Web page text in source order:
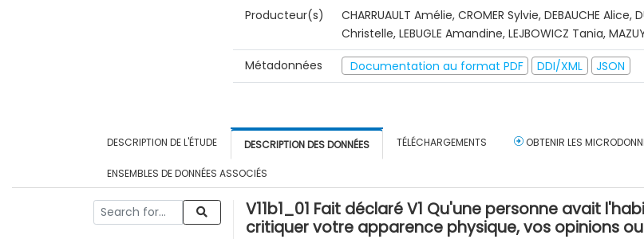
Producteur(s)
CHARRUAULT Amélie, CROMER Sylvie, DEBAUCHE Alice,
Christelle, LEBUGLE Amandine, LEJBOWICZ Tania,
Métadonnées
Documentation au format PDF DDI/XML JSON
DESCRIPTION DE L'ÉTUDE DESCRIPTION DES DONNÉES TÉLÉCHARGEMENTS OBTENIR LES
ENSEMBLES DE DONNÉES ASSOCIÉS
V11b1_01 Fait déclaré V1 Qu'une personne avait
critiquer votre apparence physique, vos opinions